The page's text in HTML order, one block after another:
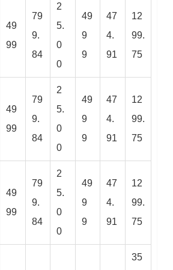
49
99
79
9.
84
2
5.
0
0
49
9
9
47
4.
91
12
99.
75
49
99
79
9.
84
2
5.
0
0
49
9
9
47
4.
91
12
99.
75
49
99
79
9.
84
2
5.
0
0
49
9
9
47
4.
91
12
99.
75
35